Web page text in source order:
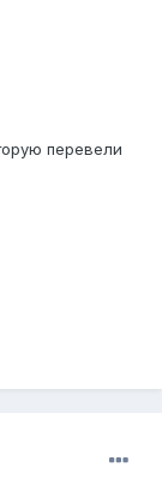
перевели